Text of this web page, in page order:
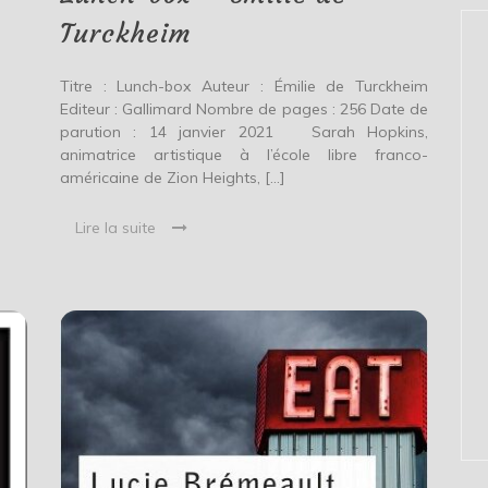
Turckheim
Titre : Lunch-box Auteur : Émilie de Turckheim
Editeur : Gallimard Nombre de pages : 256 Date de
parution : 14 janvier 2021 Sarah Hopkins,
animatrice artistique à l’école libre franco-
américaine de Zion Heights, […]
Lire la suite